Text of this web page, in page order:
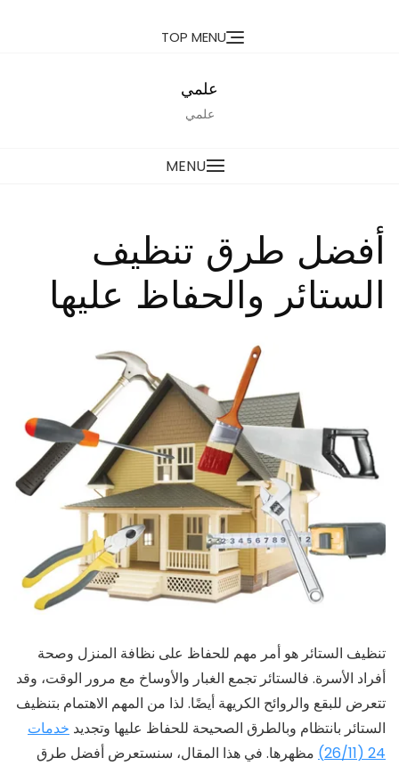
TOP MENU
علمي
علمي
MENU
أفضل طرق تنظيف
الستائر والحفاظ عليها
تنظيف الستائر هو أمر مهم للحفاظ على نظافة المنزل وصحة
أفراد الأسرة. فالستائر تجمع الغبار والأوساخ مع مرور الوقت، وقد
تتعرض للبقع والروائح الكريهة أيضًا. لذا من المهم الاهتمام بتنظيف
الستائر بانتظام وبالطرق الصحيحة للحفاظ عليها وتجديد خدمات
24 (26/11)
مظهرها. في هذا المقال، سنستعرض أفضل طرق